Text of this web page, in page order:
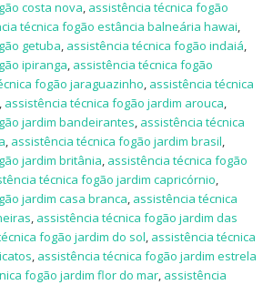
costa nova, assistência técnica fogão
técnica fogão estância balneária hawai,
getuba, assistência técnica fogão indaiá,
ipiranga, assistência técnica fogão
fogão jaraguazinho, assistência técnica
, assistência técnica fogão jardim arouca,
jardim bandeirantes, assistência técnica
, assistência técnica fogão jardim brasil,
jardim britânia, assistência técnica fogão
técnica fogão jardim capricórnio,
jardim casa branca, assistência técnica
, assistência técnica fogão jardim das
fogão jardim do sol, assistência técnica
, assistência técnica fogão jardim estrela
fogão jardim flor do mar, assistência